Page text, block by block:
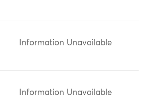
Information Unavailable
Information Unavailable